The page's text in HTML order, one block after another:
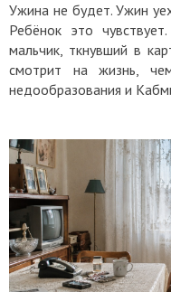
Ужина не будет. Ужин
Ребёнок это
мальчик, ткнувший в
смотрит на жизнь,
недообразования и